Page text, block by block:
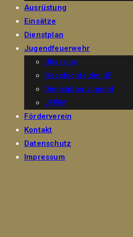
Ausrüstung
Einsätze
Dienstplan
Jugendfeuerwehr
Über uns
Geschichte der JF
Dienstplan Jugend
JFWM
Förderverein
Kontakt
Datenschutz
Impressum